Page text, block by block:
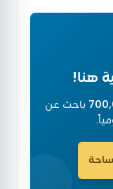
هنا!
باحث عن